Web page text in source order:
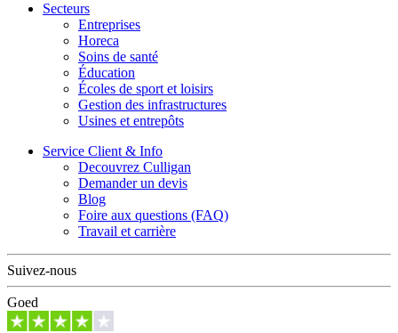
Secteurs
Entreprises
Horeca
Soins de santé
Éducation
Écoles de sport et loisirs
Gestion des infrastructures
Usines et entrepôts
Service Client & Info
Decouvrez Culligan
Demander un devis
Blog
Foire aux questions (FAQ)
Travail et carrière
Suivez-nous
Goed